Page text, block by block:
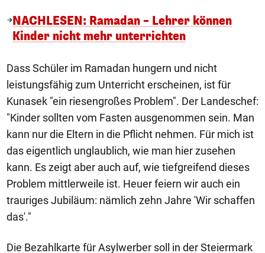
NACHLESEN: Ramadan – Lehrer können
Kinder nicht mehr unterrichten
Dass Schüler im Ramadan hungern und nicht
leistungsfähig zum Unterricht erscheinen, ist für
Kunasek "ein riesengroßes Problem". Der Landeschef:
"Kinder sollten vom Fasten ausgenommen sein. Man
kann nur die Eltern in die Pflicht nehmen. Für mich ist
das eigentlich unglaublich, wie man hier zusehen
kann. Es zeigt aber auch auf, wie tiefgreifend dieses
Problem mittlerweile ist. Heuer feiern wir auch ein
trauriges Jubiläum: nämlich zehn Jahre 'Wir schaffen
das'."
Die Bezahlkarte für Asylwerber soll in der Steiermark